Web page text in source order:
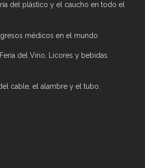
del plástico y el caucho en todo el
médicos en el mundo
del Vino, Licores y bebidas
cable, el alambre y el tubo.